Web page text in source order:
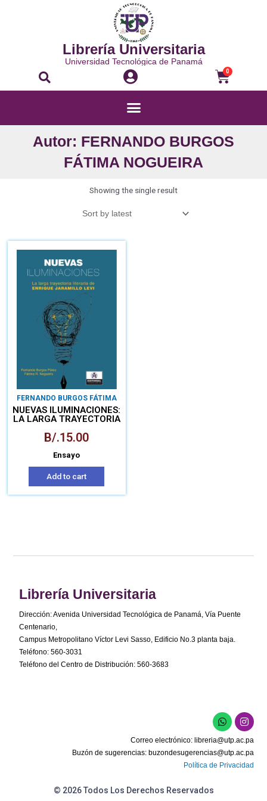
Librería Universitaria
Universidad Tecnológica de Panamá
0
Autor: FERNANDO BURGOS
FÁTIMA NOGUEIRA
Showing the single result
FERNANDO BURGOS FÁTIMA
NOGUEIRA
NUEVAS ILUMINACIONES:
LA LARGA TRAYECTORIA
LEVI
B/.15.00
Ensayo
Add to cart
Librería Universitaria
Dirección: Avenida Universidad Tecnológica de Panamá, Vía Puente
Centenario,
Campus Metropolitano Víctor Levi Sasso, Edificio No.3 planta baja.
Teléfono: 560-3031
Teléfono del Centro de Distribución: 560-3683
Correo electrónico: libreria@utp.ac.pa
Buzón de sugerencias: buzondesugerencias@utp.ac.pa
Política de Privacidad
© 2026 Todos Los Derechos Reservados